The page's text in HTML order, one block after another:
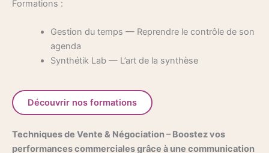
Formations :
Gestion du temps — Reprendre le contrôle de son
agenda
Synthétik Lab — L’art de la synthèse
Découvrir nos formations
Techniques de Vente & Négociation – Boostez vos
performances commerciales grâce à une communication